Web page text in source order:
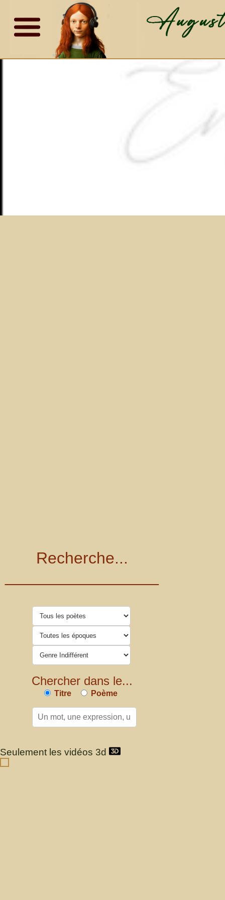
Recherche...
Chercher dans le...
Titre Poème
Seulement les vidéos 3d